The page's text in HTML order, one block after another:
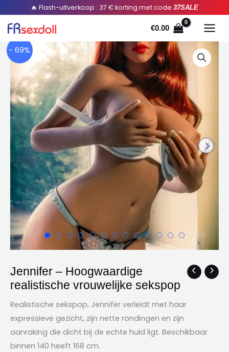
Doorgaan
artikel
🔥 Flash-uitverkoop : 37 € korting met code 37SALE
€0.00
- 69%
Jennifer – Hoogwaardige
realistische vrouwelijke sekspop
Realistische sekspop, Jennifer verleidt met haar
expressieve gezicht, zijn nette rondingen en zijn
aanraking die dicht bij de echte huid ligt. Beschikbaar
binnen 140 heeft 168 cm.
Prijsklasse:
€676.55
door
€927.48
Jennifer
–
vrouwelijke